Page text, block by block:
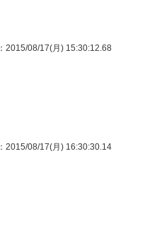
：2015/08/17(月) 15:30:12.68
：2015/08/17(月) 16:30:30.14